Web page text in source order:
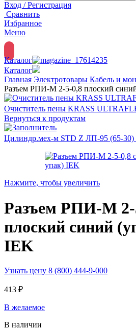
Вход / Регистрация
Сравнить
Избранное
Меню
Каталог
Каталог
Главная Электротовары Кабель и
Разъем РПИ-М 2-5-0,8 плоский
Очиститель пены KRASS
Вернуться к продуктам
Цилиндр.мех-м STD Z ЛП-95 (65-30)
Нажмите, чтобы увеличить
Разъем РПИ-М 2-
плоский синий
IEK
Узнать цену 8 (800) 444-9-000
413 ₽
В желаемое
В наличии